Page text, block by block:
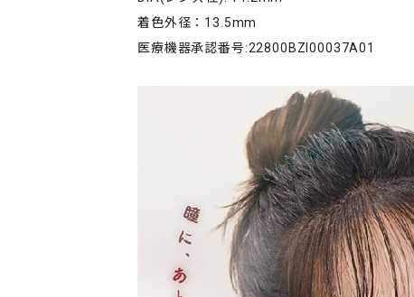
着色外径：13.5mm
医療機器承認番号:22800BZI00037A01